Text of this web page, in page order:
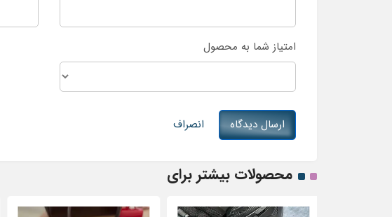
امتیاز شما به محصول
ارسال دیدگاه انصراف
محصولات بیشتر برای